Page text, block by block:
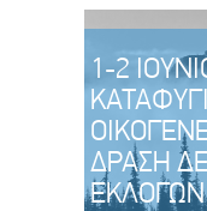
1-2
ΔΡΑΣΗ
ΕΚΛΟΓΩΝ